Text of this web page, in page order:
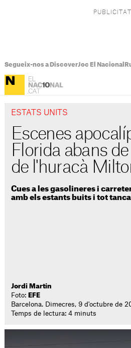
Segueix-nos a DiscoverJoc El Nacional
ESTATS UNITS
Escenes
Florida abans
de l'huracà
Cues a les gasolineres i
amb els estants buits i tot
Jordi Martín
Foto: EFE
Barcelona. Dimecres, 9 d'octubre de
Temps de lectura: 4 minuts